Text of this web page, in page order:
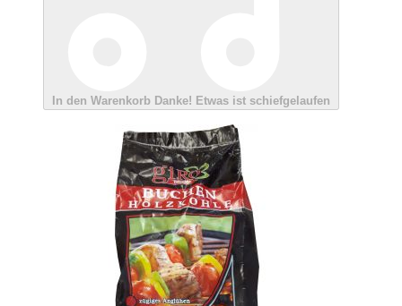
In den Warenkorb Danke! Etwas ist schiefgelaufen